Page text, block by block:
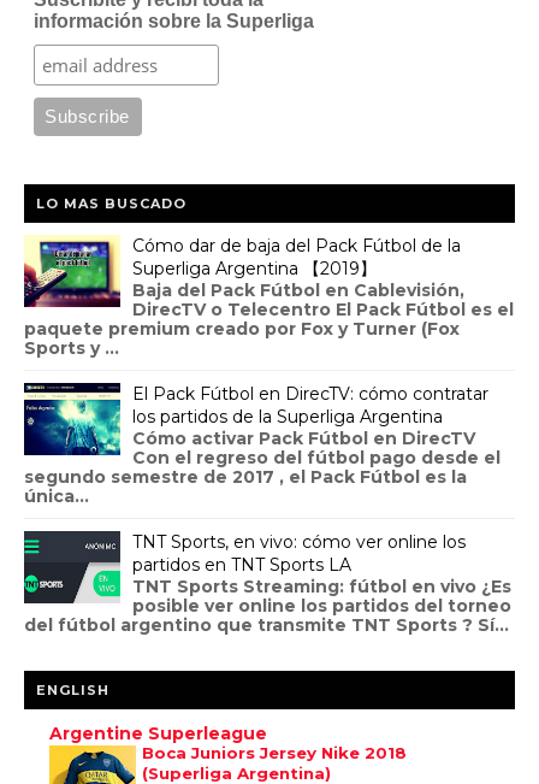
información sobre la Superliga
LO MAS BUSCADO
Cómo dar de baja del Pack Fútbol de la
Superliga Argentina 【2019】
Baja del Pack Fútbol en Cablevisión,
DirecTV o Telecentro El Pack Fútbol es el
paquete premium creado por Fox y Turner (Fox
Sports y ...
El Pack Fútbol en DirecTV: cómo contratar
los partidos de la Superliga Argentina
Cómo activar Pack Fútbol en DirecTV
Con el regreso del fútbol pago desde el
segundo semestre de 2017 , el Pack Fútbol es la
única...
TNT Sports, en vivo: cómo ver online los
partidos en TNT Sports LA
TNT Sports Streaming: fútbol en vivo ¿Es
posible ver online los partidos del torneo
del fútbol argentino que transmite TNT Sports ? Sí...
ENGLISH
Argentine Superleague
Boca Juniors Jersey Nike 2018
(Superliga Argentina)